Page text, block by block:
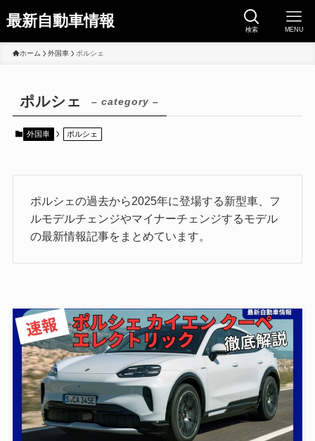
最新自動車情報 検索 MENU
ホーム 外国車 ポルシェ
ポルシェ – category –
外国車 ポルシェ
ポルシェの過去から2025年に登場する新型車、フ
ルモデルチェンジやマイナーチェンジするモデル
の最新情報記事をまとめています。